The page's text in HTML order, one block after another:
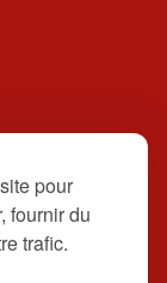
pour
fournir du
trafic.